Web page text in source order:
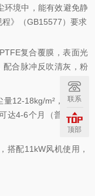
环境中，能有效避免静
》（GB15577）要求
复合覆膜，表面光
合脉冲反吹清灰，粉
12-18kg/m²，在粉尘
达4-6个月（普通滤筒
搭配11kW风机使用，
联系
顶部